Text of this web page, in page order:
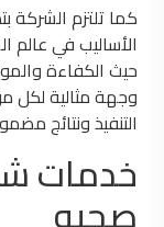
كما تلتزم الشركة
الأساليب في عالم
حيث الكفاءة
وجهة مثالية لكل
التنفيذ ونتائج
خدمات